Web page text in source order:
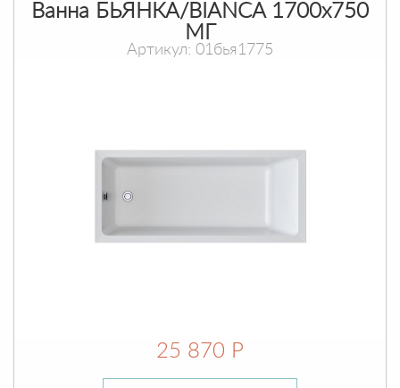
Ванна БЬЯНКА/BIANCA 1700х750
МГ
Артикул: 01бья1775
25 870 Р